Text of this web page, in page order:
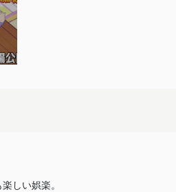
しい娯楽。